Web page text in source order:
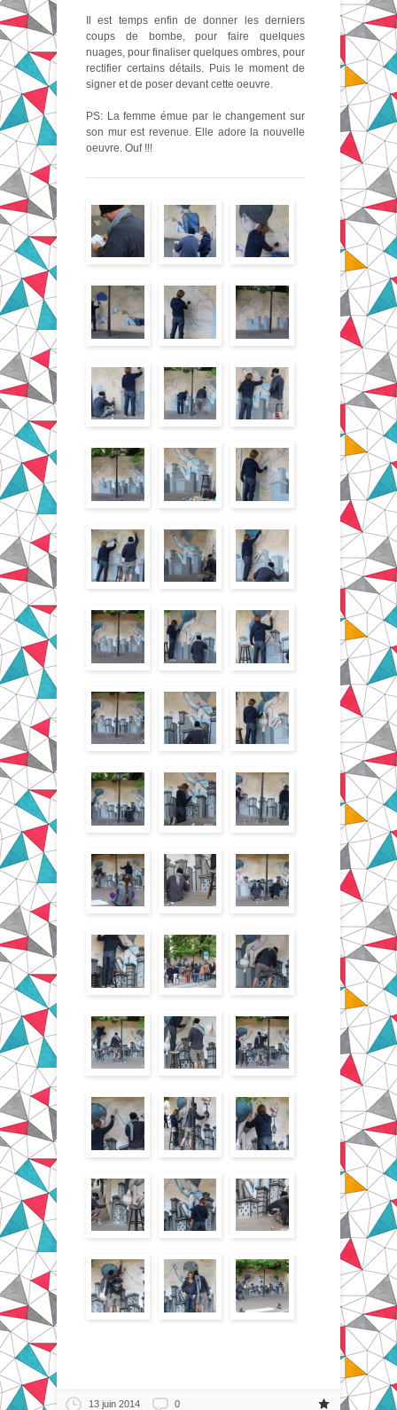
Il est temps enfin de donner les derniers
coups de bombe, pour faire quelques
nuages, pour finaliser quelques ombres, pour
rectifier certains détails. Puis le moment de
signer et de poser devant cette oeuvre.
PS: La femme émue par le changement sur
son mur est revenue. Elle adore la nouvelle
oeuvre. Ouf !!!
13 juin 2014 0